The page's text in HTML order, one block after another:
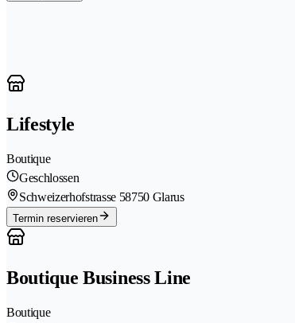
Lifestyle
Boutique
Geschlossen
Schweizerhofstrasse 58750 Glarus
Termin reservieren
Boutique Business Line
Boutique